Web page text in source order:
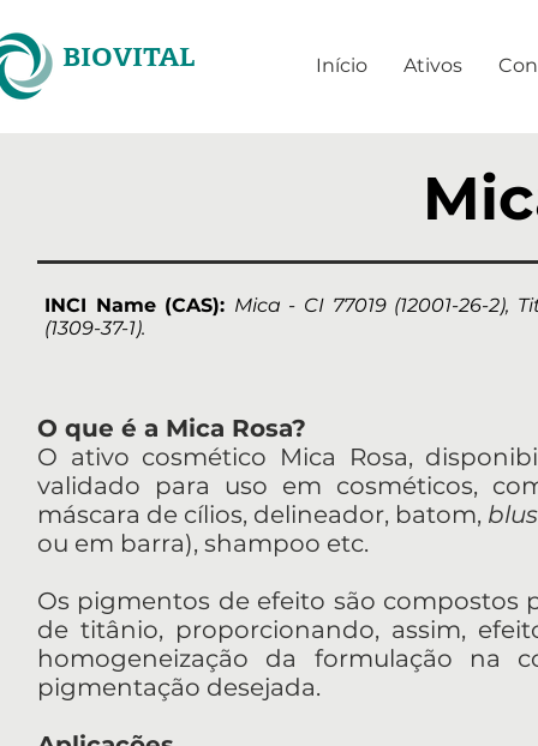
BIOVITAL Início Ativos
INCI Name (CAS): Mica - CI 77019 (12001-26-2),
(1309-37-1).
O que é a Mica Rosa?
O ativo cosmético Mica Rosa,
validado para uso em cosméticos,
máscara de cílios, delineador, batom,
ou em barra), shampoo etc.
Os pigmentos de efeito são compostos
de titânio, proporcionando, assim,
homogeneização da formulação na
pigmentação desejada.